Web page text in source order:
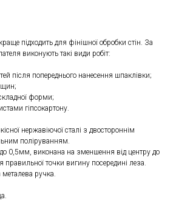
підходить для фінішної обробки стін. За
виконують такі види робіт:
після попереднього нанесення шпаклівки;
форми;
гіпсокартону.
нержавіючої сталі з двостороннім
поліруванням.
0,5мм, виконана на зменшення від центру до
правильної точки вигину посередині леза.
ручка.